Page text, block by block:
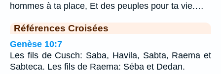
hommes à ta place, Et des peuples pour ta vie.…
Références Croisées
Genèse 10:7
Les fils de Cusch: Saba, Havila, Sabta, Raema et
Sabteca. Les fils de Raema: Séba et Dedan.